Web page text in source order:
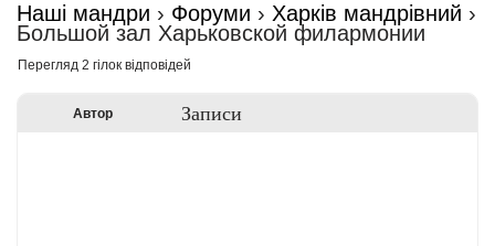
Наші мандри › Форуми › Харків мандрівний ›
Большой зал Харьковской филармонии
Перегляд 2 гілок відповідей
Автор Записи